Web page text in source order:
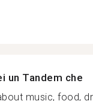
un Tandem che
music, food,